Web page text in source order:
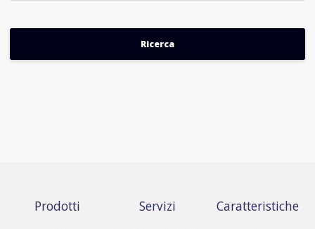
Prodotti Servizi Caratteristiche